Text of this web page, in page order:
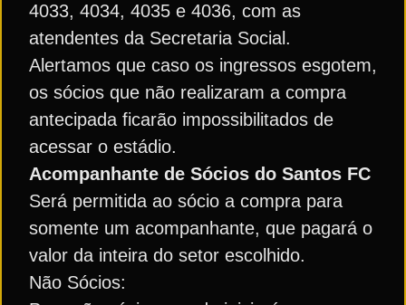
4033, 4034, 4035 e 4036, com as
atendentes da Secretaria Social.
Alertamos que caso os ingressos esgotem,
os sócios que não realizaram a compra
antecipada ficarão impossibilitados de
acessar o estádio.
Acompanhante de Sócios do Santos FC
Será permitida ao sócio a compra para
somente um acompanhante, que pagará o
valor da inteira do setor escolhido.
Não Sócios: